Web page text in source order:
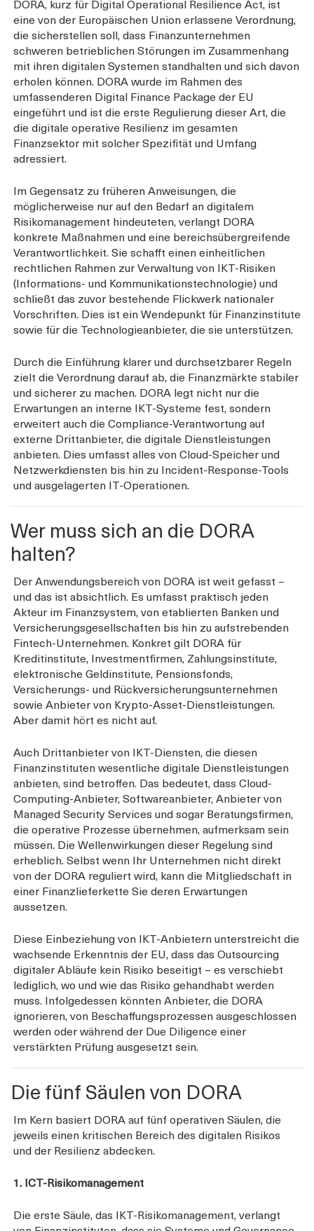
DORA, kurz für Digital Operational Resilience Act, ist
eine von der Europäischen Union erlassene Verordnung,
die sicherstellen soll, dass Finanzunternehmen
schweren betrieblichen Störungen im Zusammenhang
mit ihren digitalen Systemen standhalten und sich davon
erholen können. DORA wurde im Rahmen des
umfassenderen Digital Finance Package der EU
eingeführt und ist die erste Regulierung dieser Art, die
die digitale operative Resilienz im gesamten
Finanzsektor mit solcher Spezifität und Umfang
adressiert.
Im Gegensatz zu früheren Anweisungen, die
möglicherweise nur auf den Bedarf an digitalem
Risikomanagement hindeuteten, verlangt DORA
konkrete Maßnahmen und eine bereichsübergreifende
Verantwortlichkeit. Sie schafft einen einheitlichen
rechtlichen Rahmen zur Verwaltung von IKT-Risiken
(Informations- und Kommunikationstechnologie) und
schließt das zuvor bestehende Flickwerk nationaler
Vorschriften. Dies ist ein Wendepunkt für Finanzinstitute
sowie für die Technologieanbieter, die sie unterstützen.
Durch die Einführung klarer und durchsetzbarer Regeln
zielt die Verordnung darauf ab, die Finanzmärkte stabiler
und sicherer zu machen. DORA legt nicht nur die
Erwartungen an interne IKT-Systeme fest, sondern
erweitert auch die Compliance-Verantwortung auf
externe Drittanbieter, die digitale Dienstleistungen
anbieten. Dies umfasst alles von Cloud-Speicher und
Netzwerkdiensten bis hin zu Incident-Response-Tools
und ausgelagerten IT-Operationen.
Wer muss sich an die DORA
halten?
Der Anwendungsbereich von DORA ist weit gefasst –
und das ist absichtlich. Es umfasst praktisch jeden
Akteur im Finanzsystem, von etablierten Banken und
Versicherungsgesellschaften bis hin zu aufstrebenden
Fintech-Unternehmen. Konkret gilt DORA für
Kreditinstitute, Investmentfirmen, Zahlungsinstitute,
elektronische Geldinstitute, Pensionsfonds,
Versicherungs- und Rückversicherungsunternehmen
sowie Anbieter von Krypto-Asset-Dienstleistungen.
Aber damit hört es nicht auf.
Auch Drittanbieter von IKT-Diensten, die diesen
Finanzinstituten wesentliche digitale Dienstleistungen
anbieten, sind betroffen. Das bedeutet, dass Cloud-
Computing-Anbieter, Softwareanbieter, Anbieter von
Managed Security Services und sogar Beratungsfirmen,
die operative Prozesse übernehmen, aufmerksam sein
müssen. Die Wellenwirkungen dieser Regelung sind
erheblich. Selbst wenn Ihr Unternehmen nicht direkt
von der DORA reguliert wird, kann die Mitgliedschaft in
einer Finanzlieferkette Sie deren Erwartungen
aussetzen.
Diese Einbeziehung von IKT-Anbietern unterstreicht die
wachsende Erkenntnis der EU, dass das Outsourcing
digitaler Abläufe kein Risiko beseitigt – es verschiebt
lediglich, wo und wie das Risiko gehandhabt werden
muss. Infolgedessen könnten Anbieter, die DORA
ignorieren, von Beschaffungsprozessen ausgeschlossen
werden oder während der Due Diligence einer
verstärkten Prüfung ausgesetzt sein.
Die fünf Säulen von DORA
Im Kern basiert DORA auf fünf operativen Säulen, die
jeweils einen kritischen Bereich des digitalen Risikos
und der Resilienz abdecken.
1. ICT-Risikomanagement
Die erste Säule, das IKT-Risikomanagement, verlangt